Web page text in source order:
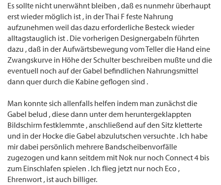
Es sollte nicht unerwähnt bleiben , daß es nunmehr überhaupt
erst wieder möglich ist , in der Thai F feste Nahrung
aufzunehmen weil das dazu erforderliche Besteck wieder
alltagstauglich ist . Die vorherigen Designergabeln führten
dazu , daß in der Aufwärtsbewegung vom Teller die Hand eine
Zwangskurve in Höhe der Schulter beschreiben mußte und die
eventuell noch auf der Gabel befindlichen Nahrungsmittel
dann quer durch die Kabine geflogen sind .
Man konnte sich allenfalls helfen indem man zunächst die
Gabel belud , diese dann unter dem heruntergeklappten
Bildschirm festklemmte , anschließend auf den Sitz kletterte
und in der Hocke die Gabel abzulutschen versuchte . Ich habe
mir dabei persönlich mehrere Bandscheibenvorfälle
zugezogen und kann seitdem mit Nok nur noch Connect 4 bis
zum Einschlafen spielen . Ich flieg jetzt nur noch Eco ,
Ehrenwort , ist auch billiger.